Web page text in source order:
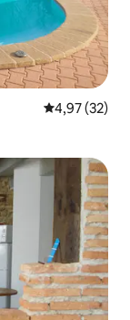
Note
4,97 (32)